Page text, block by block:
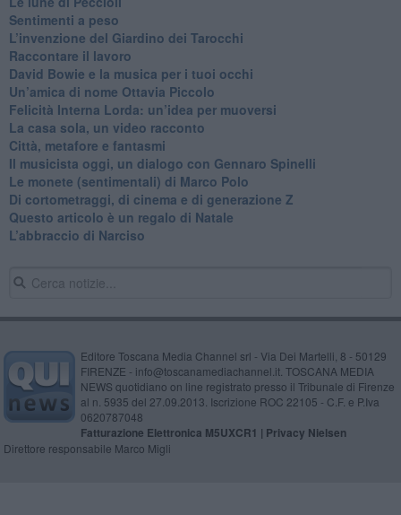
​Sentimenti a peso
​L’invenzione del Giardino dei Tarocchi
​Raccontare il lavoro
David Bowie e la musica per i tuoi occhi
Un’amica di nome Ottavia Piccolo
​Felicità Interna Lorda: un’idea per muoversi
​La casa sola, un video racconto
​Città, metafore e fantasmi
Il musicista oggi, un dialogo con Gennaro Spinelli
Le monete (sentimentali) di Marco Polo
​Di cortometraggi, di cinema e di generazione Z
​Questo articolo è un regalo di Natale
L’abbraccio di Narciso
Editore Toscana Media Channel srl - Via Dei Martelli, 8 - 50129
FIRENZE - info@toscanamediachannel.it. TOSCANA MEDIA
NEWS quotidiano on line registrato presso il Tribunale di Firenze
al n. 5935 del 27.09.2013. Iscrizione ROC 22105 - C.F. e P.Iva
0620787048
Fatturazione Elettronica M5UXCR1 | Privacy Nielsen
Direttore responsabile Marco Migli